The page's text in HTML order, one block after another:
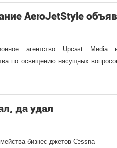
AeroJetStyle
агентство Upcast
по освещению насущных
да удал
бизнес-джетов Cessna